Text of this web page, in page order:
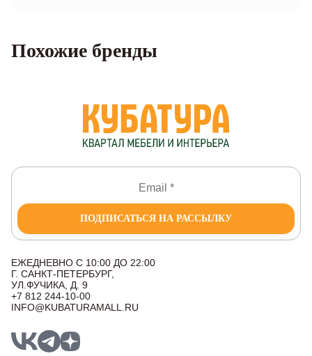
Похожие бренды
ПОДПИСАТЬСЯ НА РАССЫЛКУ
ЕЖЕДНЕВНО С 10:00 ДО 22:00
Г. САНКТ-ПЕТЕРБУРГ,
УЛ.ФУЧИКА, Д. 9
+7 812 244-10-00
INFO@KUBATURAMALL.RU